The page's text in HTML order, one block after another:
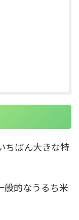
ちばん大きな特
般的なうるち米